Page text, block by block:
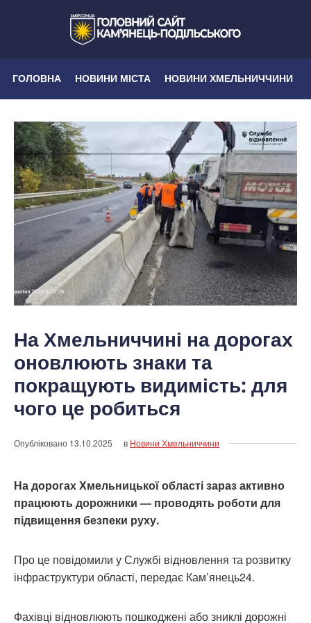
ГОЛОВНА НОВИНИ МІСТА НОВИНИ ХМЕЛЬНИЧЧИНИ
На Хмельниччині на дорогах
оновлюють знаки та
покращують видимість: для
чого це робиться
Опубліковано 13.10.2025 в Новини Хмельниччини
На дорогах Хмельницької області зараз активно
працюють дорожники — проводять роботи для
підвищення безпеки руху.
Про це повідомили у Службі відновлення та розвитку
інфраструктури області, передає Кам’янець24.
Фахівці відновлюють пошкоджені або зниклі дорожні